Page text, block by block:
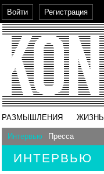
РАЗМЫШЛЕНИЯ ЖИЗНЬ
Интервью Пресса
ИНТЕРВЬЮ